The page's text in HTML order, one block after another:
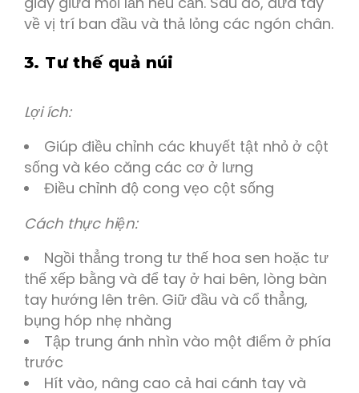
về vị trí ban đầu và thả lỏng các ngón chân.
3. Tư thế quả núi
Lợi ích:
Giúp điều chỉnh các khuyết tật nhỏ ở cột
sống và kéo căng các cơ ở lưng
Điều chỉnh độ cong vẹo cột sống
Cách thực hiện:
Ngồi thẳng trong tư thế hoa sen hoặc tư
thế xếp bằng và để tay ở hai bên, lòng bàn
tay hướng lên trên. Giữ đầu và cổ thẳng,
bụng hóp nhẹ nhàng
Tập trung ánh nhìn vào một điểm ở phía
trước
Hít vào, nâng cao cả hai cánh tay và